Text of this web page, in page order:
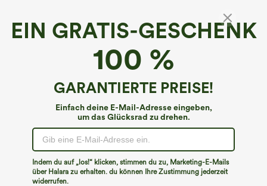
EIN GRATIS-GESCHENK
100 %
GARANTIERTE PREISE!
Einfach deine E-Mail-Adresse eingeben,
um das Glücksrad zu drehen.
Indem du auf „los!“ klicken, stimmen du zu, Marketing-E-Mails
über Halara zu erhalten. du können Ihre Zustimmung jederzeit
widerrufen.
Lässiges, geripptes Strickshirt mit Queen-
Anne-Ausschnitt, integriertem BH und kurzen